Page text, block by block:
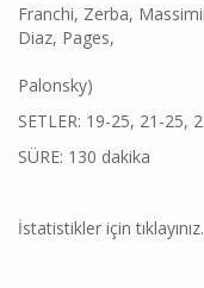
Franchi, Zerba,
Diaz, Pages,
Palonsky)
SETLER: 19-25, 21-25,
SÜRE: 130 dakika
İstatistikler için tıklayınız.